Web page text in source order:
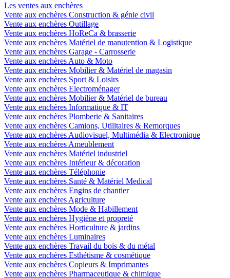
Les ventes aux enchères
Vente aux enchères Construction & génie civil
Vente aux enchères Outillage
Vente aux enchères HoReCa & brasserie
Vente aux enchères Matériel de manutention & Logistique
Vente aux enchères Garage - Carrosserie
Vente aux enchères Auto & Moto
Vente aux enchères Mobilier & Matériel de magasin
Vente aux enchères Sport & Loisirs
Vente aux enchères Electroménager
Vente aux enchères Mobilier & Matériel de bureau
Vente aux enchères Informatique & IT
Vente aux enchères Plomberie & Sanitaires
Vente aux enchères Camions, Utilitaires & Remorques
Vente aux enchères Audiovisuel, Multimédia & Electronique
Vente aux enchères Ameublement
Vente aux enchères Matériel industriel
Vente aux enchères Intérieur & décoration
Vente aux enchères Téléphonie
Vente aux enchères Santé & Matériel Medical
Vente aux enchères Engins de chantier
Vente aux enchères Agriculture
Vente aux enchères Mode & Habillement
Vente aux enchères Hygiène et propreté
Vente aux enchères Horticulture & jardins
Vente aux enchères Luminaires
Vente aux enchères Travail du bois & du métal
Vente aux enchères Esthétisme & cosmétique
Vente aux enchères Copieurs & Imprimantes
Vente aux enchères Pharmaceutique & chimique